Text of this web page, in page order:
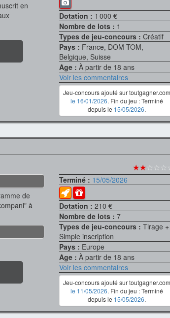
en
Dotation : 1 000 €
Nombre de lots : 1
Types de jeu-concours :Créatif
Pays : France, DOM-TOM,
Belgique, Suisse
Age :À partir de 18 ans
Voir les commentaires
Jeu-concours ajouté sur toutgagner.com
le 16/01/2026. Fin du jeu : Terminé
depuis le 15/05/2026.
★★
de
à
Terminé : 15/05/2026
Dotation :210 €
Nombre de lots :7
Types de jeu-concours :Tirage +
Simple inscription
Pays : Europe
Age :À partir de 18 ans
Voir les commentaires
Jeu-concours ajouté sur toutgagner.com
le 11/05/2026. Fin du jeu : Terminé
depuis le 15/05/2026.